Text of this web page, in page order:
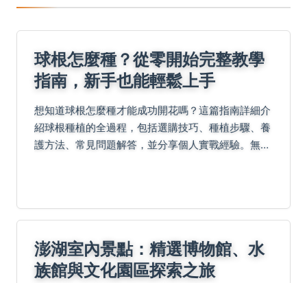
球根怎麼種？從零開始完整教學
指南，新手也能輕鬆上手
想知道球根怎麼種才能成功開花嗎？這篇指南詳細介
紹球根種植的全過程，包括選購技巧、種植步驟、養
護方法、常見問題解答，並分享個人實戰經驗。無論
澎湖室內景點：精選博物館、水
族館與文化園區探索之旅